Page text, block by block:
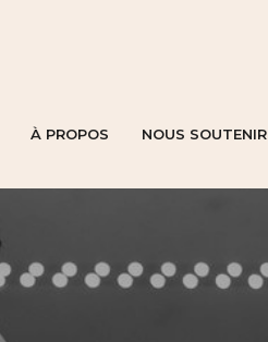
À PROPOS NOUS SOUTENIR